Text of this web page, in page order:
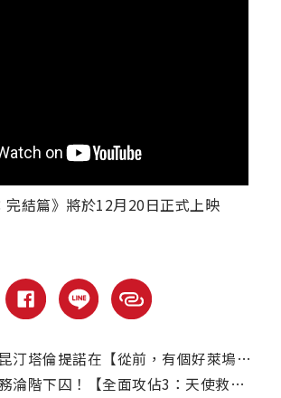
結篇》將於12月20日正式上映
倫提諾在【從前，有個好萊塢】對李小龍的刻畫
下囚！【全面攻佔3：天使救援】本周電視首播！